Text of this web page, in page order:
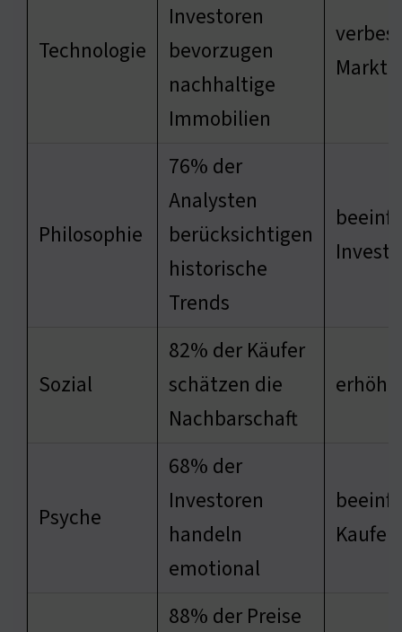
Technologie
Investoren
bevorzugen
nachhaltige
Immobilien
Philosophie
76% der
Analysten
berücksichtigen
historische
Trends
Sozial
82% der Käufer
schätzen die
Nachbarschaft
erhöht
Psyche
68% der
Investoren
handeln
emotional
88% der Preise